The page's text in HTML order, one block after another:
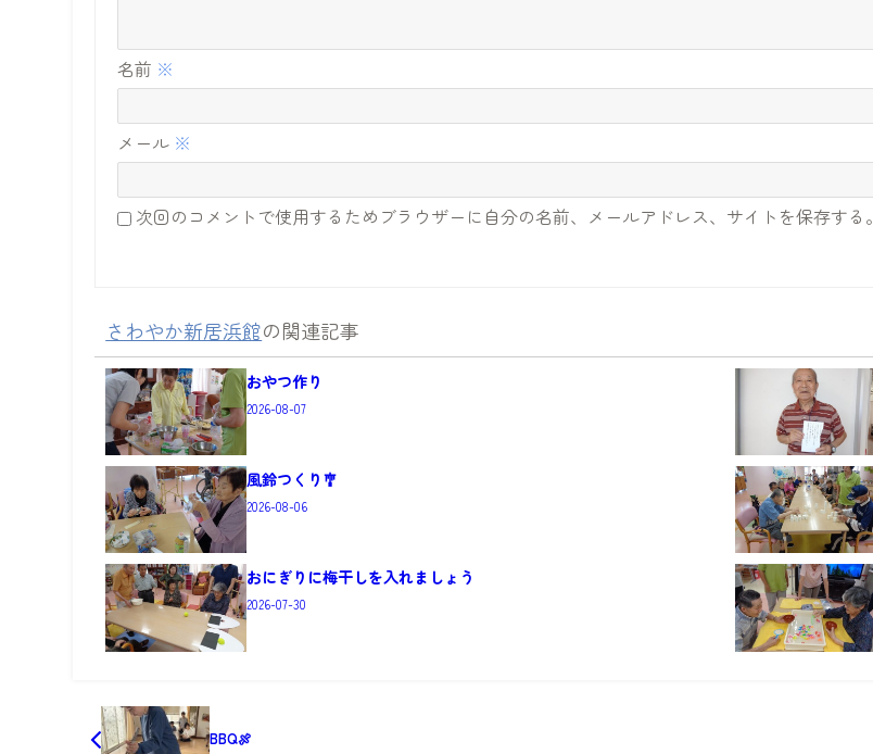
名前 ※
メール ※
次回のコメントで使用するためブラウザーに自分の名前、メールアドレス、サイトを保存する。
さわやか新居浜館の関連記事
おやつ作り
2026-08-07
風鈴つくり🎐
2026-08-06
おにぎりに梅干しを入れましょう
2026-07-30
BBQ🍖